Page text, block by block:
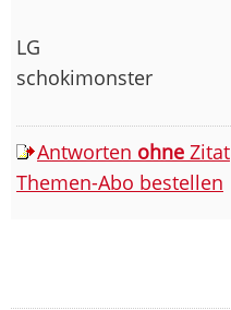
LG
schokimonster
Antworten ohne Zitat
Themen-Abo bestellen